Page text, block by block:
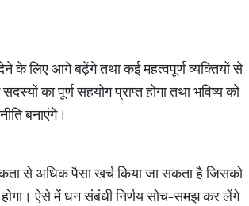
के लिए आगे बढ़ेंगे तथा कई महत्वपूर्ण व्यक्तियों से
का पूर्ण सहयोग प्राप्त होगा तथा भविष्य को
बनाएंगे।
से अधिक पैसा खर्च किया जा सकता है जिसको
ऐसे में धन संबंधी निर्णय सोच-समझ कर लेंगे